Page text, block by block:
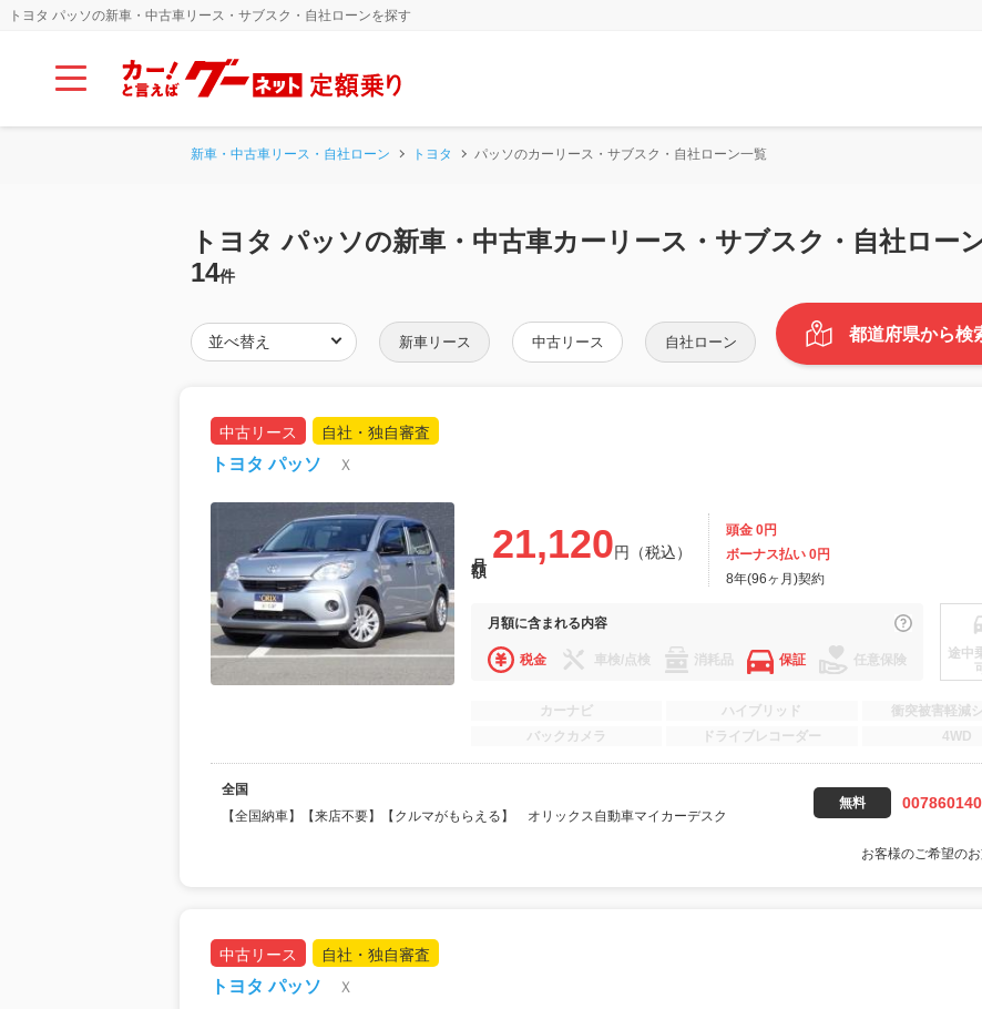
トヨタ パッソの新車・中古車リース・サブスク・自社ローンを探す
新車・中古車リース・自社ローン トヨタ パッソのカーリース・サブスク・自社ローン一覧
トヨタ パッソの新車・中古車カーリース・サブスク・自社ロー
14件
都道府県から検
新車リース 中古リース 自社ローン
中古リース 自社・独自審査
トヨタ パッソ Ｘ
21,120円（税込）
頭金 0円
ボーナス払い 0円
8年(96ヶ月)契約
月額に含まれる内容
税金 車検/点検 消耗品 保証 任意保険
途中
カーナビ ハイブリッド 衝突被害軽減
バックカメラ
ドライブレコーダー 4WD
全国
【全国納車】【来店不要】【クルマがもらえる】 オリックス自動車マイカーデスク
無料
お客様のご希望の
中古リース 自社・独自審査
トヨタ パッソ Ｘ